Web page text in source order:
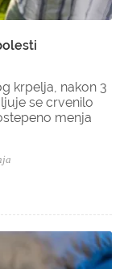
krpelja, nakon 3
se crvenilo
menja